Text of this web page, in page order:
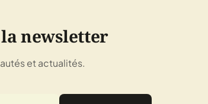
newsletter
et actualités.